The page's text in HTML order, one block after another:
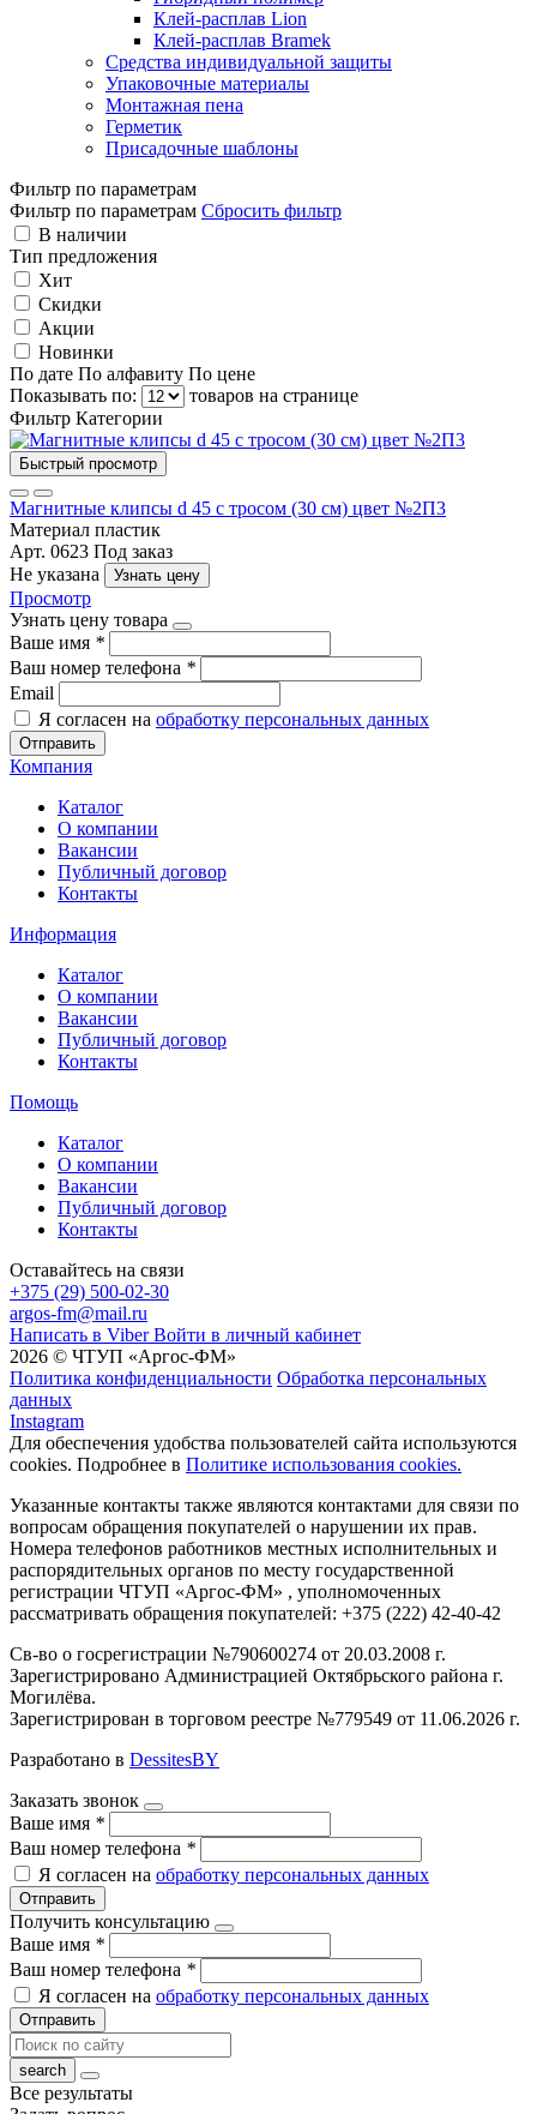
Клей-расплав Lion
Клей-расплав Bramek
Средства индивидуальной защиты
Упаковочные материалы
Монтажная пена
Герметик
Присадочные шаблоны
Фильтр по параметрам
Фильтр по параметрам Сбросить фильтр
В наличии
Тип предложения
Хит
Скидки
Акции
Новинки
По дате По алфавиту По цене
Показывать по:
товаров на странице
Фильтр Категории
Быстрый просмотр
Магнитные клипсы d 45 с тросом (30 см) цвет №2П3
Материал пластик
Арт. 0623 Под заказ
Не указана
Узнать цену
Просмотр
Узнать цену товара
Ваше имя *
Ваш номер телефона *
Email
Я согласен на обработку персональных данных
Отправить
Компания
Каталог
О компании
Вакансии
Публичный договор
Контакты
Информация
Каталог
О компании
Вакансии
Публичный договор
Контакты
Помощь
Каталог
О компании
Вакансии
Публичный договор
Контакты
Оставайтесь на связи
+375 (29) 500-02-30
argos-fm@mail.ru
Написать в Viber Войти в личный кабинет
2026 © ЧТУП «Аргос-ФМ»
Политика конфиденциальности Обработка персональных
данных
Instagram
Для обеспечения удобства пользователей сайта используются
cookies. Подробнее в Политике использования cookies.
Указанные контакты также являются контактами для связи по
вопросам обращения покупателей о нарушении их прав.
Номера телефонов работников местных исполнительных и
распорядительных органов по месту государственной
регистрации ЧТУП «Аргос-ФМ» , уполномоченных
рассматривать обращения покупателей: +375 (222) 42-40-42
Св-во о госрегистрации №790600274 от 20.03.2008 г.
Зарегистрировано Администрацией Октябрьского района г.
Могилёва.
Зарегистрирован в торговом реестре №779549 от 11.06.2026 г.
Разработано в DessitesBY
Заказать звонок
Ваше имя *
Ваш номер телефона *
Я согласен на обработку персональных данных
Отправить
Получить консультацию
Ваше имя *
Ваш номер телефона *
Я согласен на обработку персональных данных
Отправить
Все результаты